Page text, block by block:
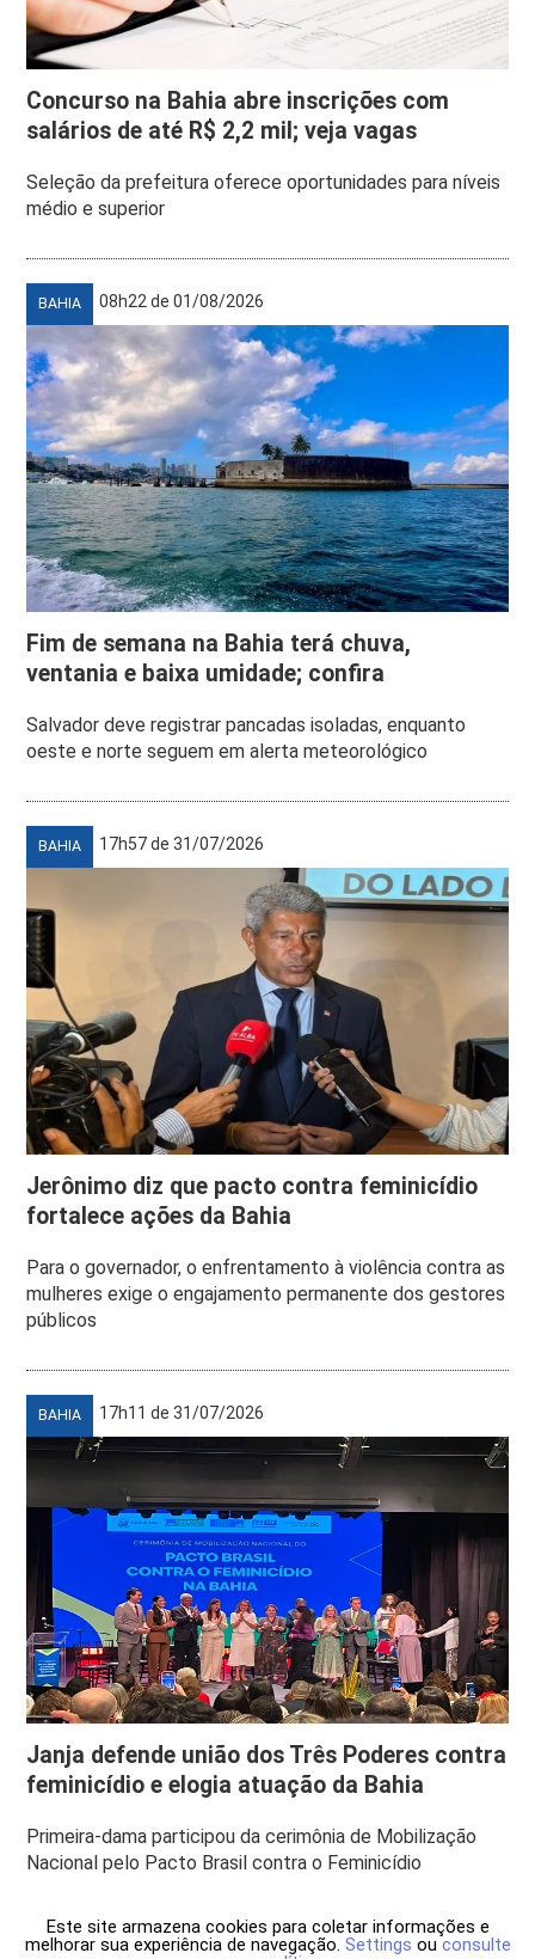
Concurso na Bahia abre inscrições com
salários de até R$ 2,2 mil; veja vagas
Seleção da prefeitura oferece oportunidades para níveis
médio e superior
BAHIA 08h22 de 01/08/2026
Fim de semana na Bahia terá chuva,
ventania e baixa umidade; confira
Salvador deve registrar pancadas isoladas, enquanto
oeste e norte seguem em alerta meteorológico
BAHIA 17h57 de 31/07/2026
Jerônimo diz que pacto contra feminicídio
fortalece ações da Bahia
Para o governador, o enfrentamento à violência contra as
mulheres exige o engajamento permanente dos gestores
públicos
BAHIA 17h11 de 31/07/2026
Janja defende união dos Três Poderes contra
feminicídio e elogia atuação da Bahia
Primeira-dama participou da cerimônia de Mobilização
Nacional pelo Pacto Brasil contra o Feminicídio
Este site armazena cookies para coletar informações e
melhorar sua experiência de navegação. Settings ou consulte